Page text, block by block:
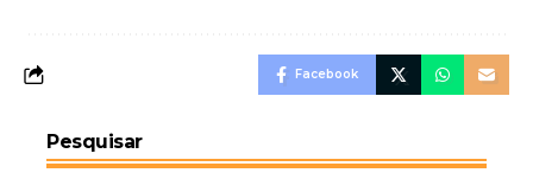
Facebook
Pesquisar